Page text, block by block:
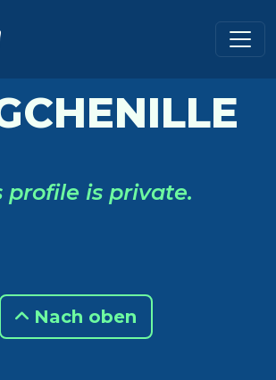
profile is private.
Nach oben